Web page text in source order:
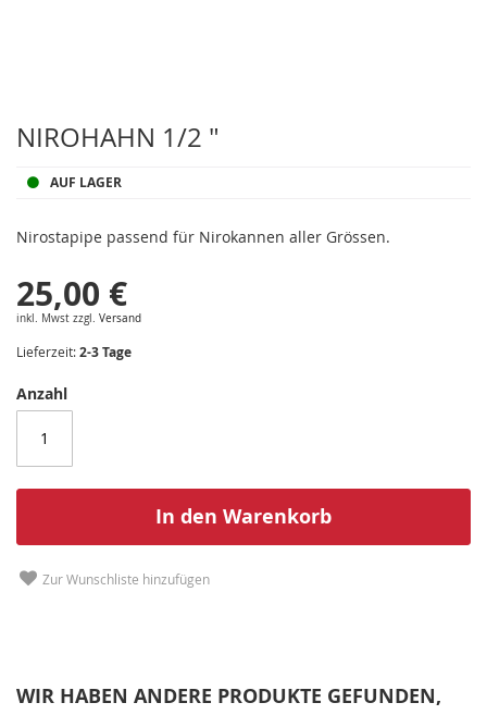
NIROHAHN 1/2 "
AUF LAGER
Nirostapipe passend für Nirokannen aller Grössen.
25,00 €
inkl. Mwst zzgl. Versand
Lieferzeit:2-3 Tage
Anzahl
In den Warenkorb
Zur Wunschliste hinzufügen
Anfang
der
springen
WIR HABEN ANDERE PRODUKTE GEFUNDEN,